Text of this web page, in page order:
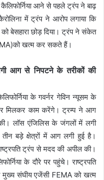
आने से पहले ट्रंप ने बाढ़
में ट्रंप ने आरोप लगाया कि
को बेसहारा छोड़ दिया। ट्रंप ने संकेत
खत्म कर सकते हैं।
आग से निपटने के तरीकों की
के गवर्नर गेविन न्यूसम के
मिलकर काम करेंगे। ट्रम्प ने आग
लॉस एंजिलिस के जंगलों में लगी
बड़े क्षेत्रों में आग लगी हुई है।
ट्रंप से मदद की अपील की।
के दौरे पर पहुंचे। राष्ट्रपति
मुख्य संघीय एजेंसी FEMA को खत्म